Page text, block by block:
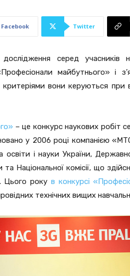
Facebook Twitter
серед учасників
майбутнього» і
вони керуються при
– це конкурс наукових робіт
у 2006 році компанією
освіти і науки України,
та Національної комісії, що
Цього року в конкурсі
технічних вищих